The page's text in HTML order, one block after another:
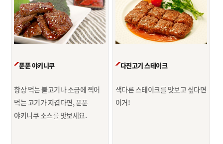
푼푼 야키니쿠
항상 먹는 불고기나 소금에 찍어
먹는 고기가 지겹다면, 푼푼
야키니쿠 소스를 맛보세요.
다진고기 스테이크
색다른 스테이크를 맛보고 싶다면
이거!